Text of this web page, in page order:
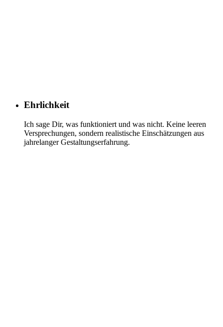
Ehrlichkeit
Ich sage Dir, was funktioniert und was nicht. Keine leeren
Versprechungen, sondern realistische Einschätzungen aus
jahrelanger Gestaltungserfahrung.